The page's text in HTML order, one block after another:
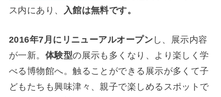
ス内にあり、
入館は無料です。
2016年7月にリニューアルオープン し、展示内容
が一新。 体験型の展示も多くなり、より楽しく学
べる博物館へ。触ることができる展示が多くて子
どもたちも興味津々、親子で楽しめるスポットで